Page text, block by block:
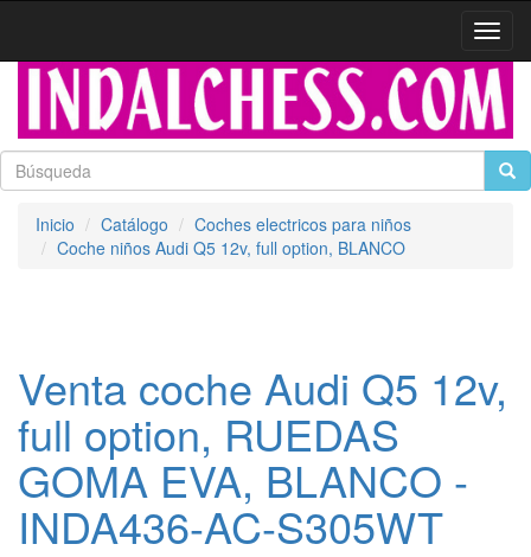
Inicio Catálogo
Coches electricos para niños
Coche niños Audi Q5 12v, full option, BLANCO
Venta coche Audi Q5 12v,
full option, RUEDAS
GOMA EVA, BLANCO -
INDA436-AC-S305WT